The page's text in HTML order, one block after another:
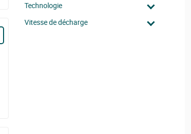
Technologie
Vitesse de décharge